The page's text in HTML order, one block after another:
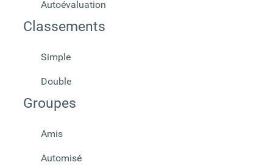
Autoévaluation
Classements
Simple
Double
Groupes
Amis
Automisé